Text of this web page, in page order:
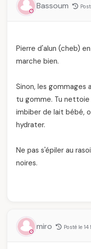
Bassoum
Pierre d'alun (cheb)
marche bien.
Sinon, les gommages
tu gomme. Tu
imbiber de lait bébé,
hydrater.
Ne pas s'épiler au
noires.
miro Posté le